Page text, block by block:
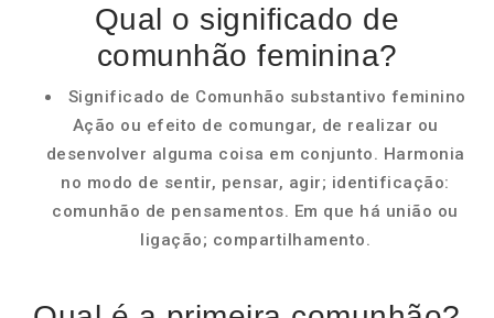
Qual o significado de
comunhão feminina?
Significado de Comunhão substantivo feminino
Ação ou efeito de comungar, de realizar ou
desenvolver alguma coisa em conjunto. Harmonia
no modo de sentir, pensar, agir; identificação:
comunhão de pensamentos. Em que há união ou
ligação; compartilhamento.